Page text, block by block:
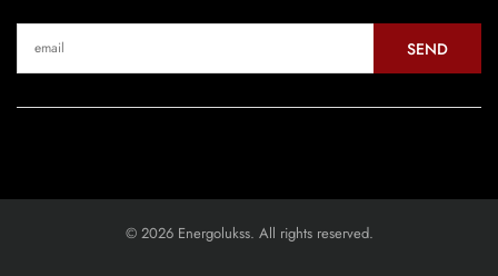
SEND
© 2026 Energolukss. All rights reserved.